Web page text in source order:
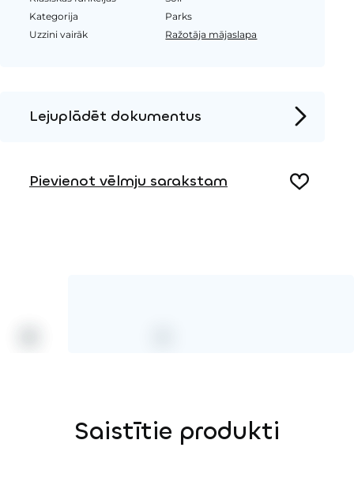
Kategorija
Parks
Uzzini vairāk
Ražotāja mājaslapa
Lejuplādēt dokumentus
Pievienot vēlmju sarakstam
Saistītie produkti